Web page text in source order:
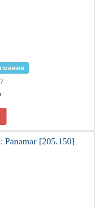
Panamar [205.150]